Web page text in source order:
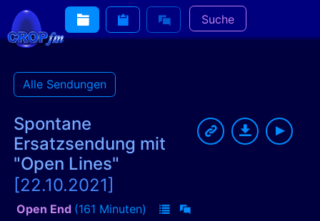
Suche
Alle Sendungen
Spontane
Ersatzsendung mit
"Open Lines"
[22.10.2021]
Open End (161 Minuten)